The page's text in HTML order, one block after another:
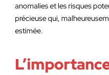
anomalies et les risques
précieuse qui,
estimée.